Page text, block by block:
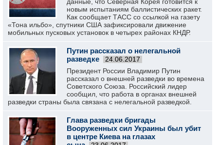
новым испытаниям баллистических ракет.
Как сообщает ТАСС со ссылкой на газету
«Тона ильбо», спутники США зафиксировали движение
мобильных пусковых установок в четырех районах КНДР.
Путин рассказал о нелегальной
разведке
24.06.2017
Президент России Владимир Путин
рассказал о внешней разведки во времена
Советского Союза. Российский лидер
сообщил, что работа в органах внешней
разведки страны была связана с нелегальной разведкой.
Глава разведки бригады
Вооруженных сил Украины был убит
в центре Киева на глазах